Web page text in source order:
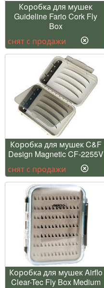
Коробка для мушек
Guideline Fario Cork Fly
Box
снят с продажи
Коробка для мушек C&F
Design Magnetic CF-2255V
снят с продажи
Коробка для мушек Airflo
Clear-Tec Fly Box Medium